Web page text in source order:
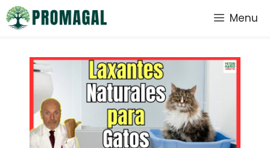
Saltar
al
Menu